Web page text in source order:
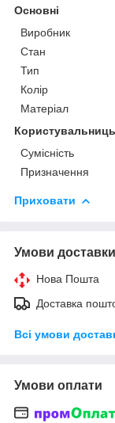
Основні
Виробник
Стан
Тип
Колір
Матеріал
Сумісність
Призначення
Приховати
Умови доставки
Нова Пошта
Доставка
Всі умови
Умови оплати